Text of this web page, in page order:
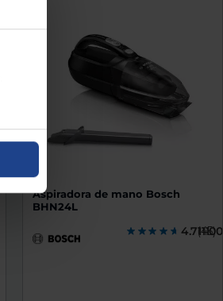
Aspiradora de mano Bosch
BHN24L
(45)